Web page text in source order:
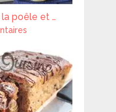
poêle et …